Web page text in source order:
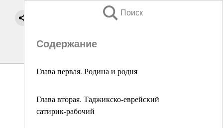
Поиск
Содержание
Глава первая. Родина и родня
Глава вторая. Таджикско-еврейский
сатирик-рабочий